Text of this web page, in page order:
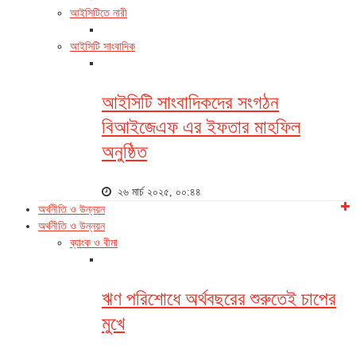
আইসিটিতে নারী
আইসিটি সাংবাদিক
আইসিটি সাংবাদিকদের সংগঠন
বিআইজেএফ এর ইফতার মাহফিল
অনুষ্ঠিত
২৬ মার্চ ২০২৫, ০০:৪৪
অর্থনীতি ও উন্নয়ন
অর্থনীতি ও উন্নয়ন
ব্যাংক ও বীমা
ঋণ পরিশোধে অর্থবছরের শুরুতেই চাপের
মুখে